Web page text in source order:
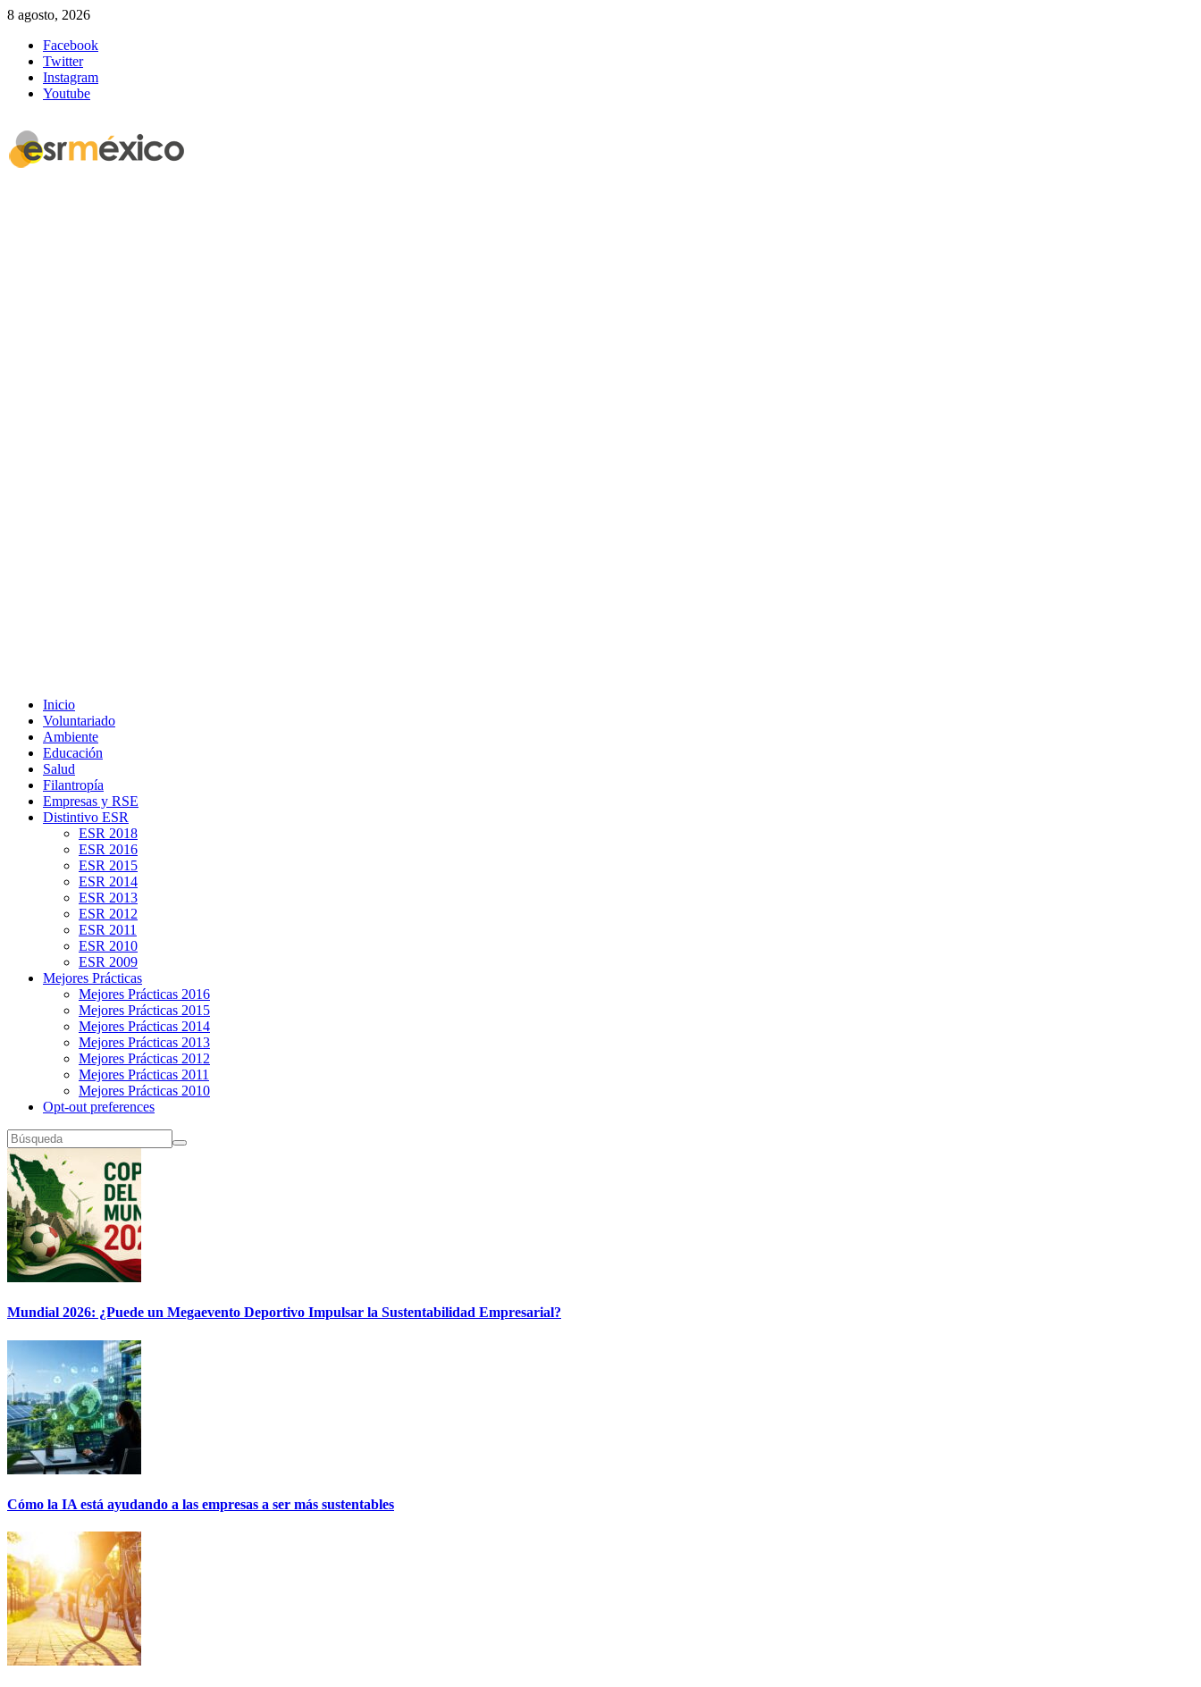
8 agosto, 2026
Facebook
Twitter
Instagram
Youtube
Inicio
Voluntariado
Ambiente
Educación
Salud
Filantropía
Empresas y RSE
Distintivo ESR
ESR 2018
ESR 2016
ESR 2015
ESR 2014
ESR 2013
ESR 2012
ESR 2011
ESR 2010
ESR 2009
Mejores Prácticas
Mejores Prácticas 2016
Mejores Prácticas 2015
Mejores Prácticas 2014
Mejores Prácticas 2013
Mejores Prácticas 2012
Mejores Prácticas 2011
Mejores Prácticas 2010
Opt-out preferences
Mundial 2026: ¿Puede un Megaevento Deportivo Impulsar la Sustentabilidad Empresarial?
Cómo la IA está ayudando a las empresas a ser más sustentables